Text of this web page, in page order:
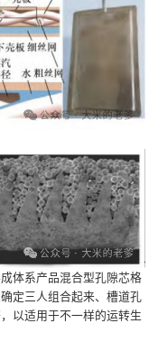
体系产品混合型孔隙芯格
定三人组合起来、槽道孔
以适用于不一样的运转生